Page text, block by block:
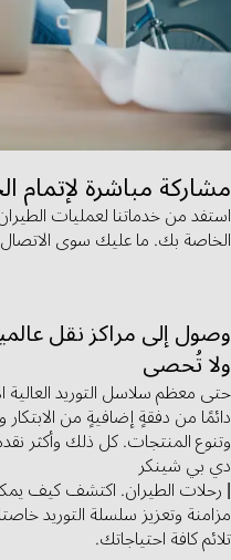
مشاركة مباشرة لإتمام
استفد من خدماتنا لعمليات
الخاصة بك. ما عليك سوى الاتصال
وصول إلى مراكز نقل
ولا تُحصى
حتى معظم سلاسل التوريد العالية
دائمًا من دفقةٍ إضافيةٍ من
وتنوع المنتجات. كل ذلك وأكثر
دي بي شينكر
| رحلات الطيران. اكتشف كيف
مزامنة وتعزيز سلسلة التوريد
تلائم كافة احتياجاتك.